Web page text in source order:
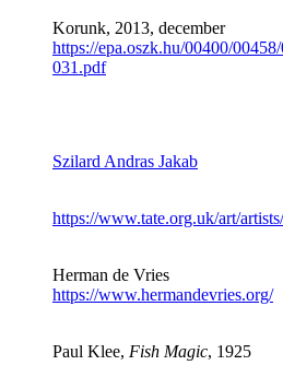
Korunk, 2013, december
https://epa.oszk.hu/00400/
031.pdf
Szilard Andras Jakab
https://www.tate.org.uk/art/
Herman de Vries
https://www.hermandevries.org/
Paul Klee, Fish Magic, 1925